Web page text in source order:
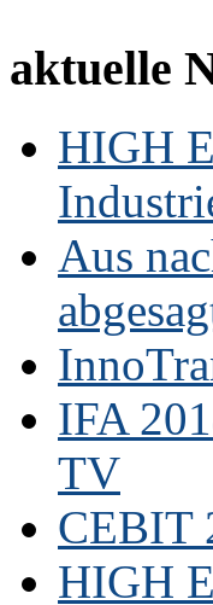
aktuelle
HIGH
Aus
IFA
TV
CEBIT
HIGH